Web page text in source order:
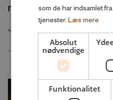
moderne børneliv
Juli 2026
som de har indsamlet
tjenester. Læs mere
Absolut
nødvendige
Funktionalitet